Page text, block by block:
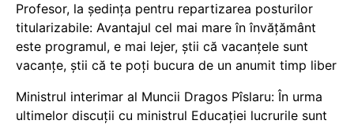
Profesor, la ședința pentru repartizarea posturilor
titularizabile: Avantajul cel mai mare în învățământ
este programul, e mai lejer, știi că vacanțele sunt
vacanţe, știi că te poți bucura de un anumit timp liber
Ministrul interimar al Muncii Dragos Pîslaru: În urma
ultimelor discuții cu ministrul Educației lucrurile sunt